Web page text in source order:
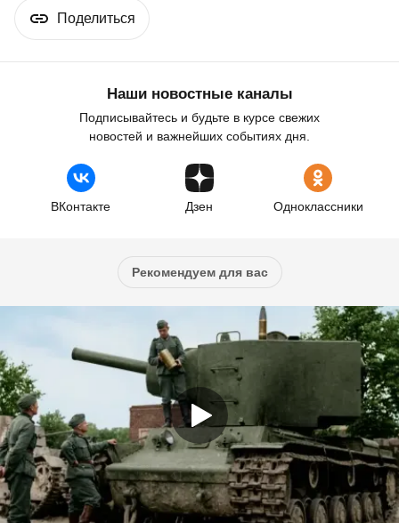
Поделиться
Наши новостные каналы
Подписывайтесь и будьте в курсе свежих
новостей и важнейших событиях дня.
ВКонтакте Дзен Одноклассники
Рекомендуем для вас